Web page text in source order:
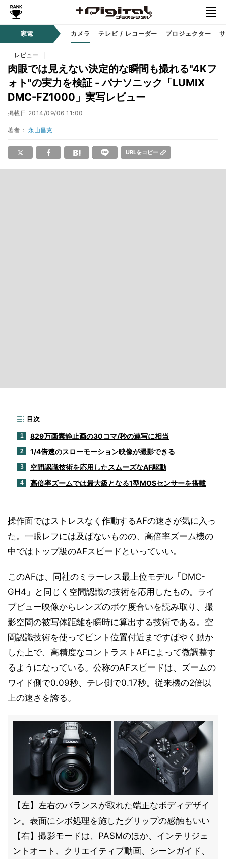
家電 カメラ テレビ / レコーダー プロジェクター
レビュー
肉眼では見えない決定的な瞬間も撮れる"4Kフ
ォト"の実力を検証 - パナソニック「LUMIX
DMC-FZ1000」実写レビュー
掲載日 2014/09/06 11:00
著者： 永山昌克
URLをコピー
目次
1 829万画素静止画の30コマ/秒の連写に相当
2 1/4倍速のスローモーション映像が撮影できる
3 空間認識技術を応用したスムーズなAF駆動
4 高倍率ズームでは最大級となる1型MOSセンサーを搭載
操作面ではストレスなく作動するAFの速さが気に入っ
た。一眼レフには及ばないものの、高倍率ズーム機の
中ではトップ級のAFスピードといっていい。
このAFは、同社のミラーレス最上位モデル「DMC-
GH4」と同じく空間認識の技術を応用したもの。ライ
ブビュー映像からレンズのボケ度合いを読み取り、撮
影空間の被写体距離を瞬時に算出する技術である。空
間認識技術を使ってピント位置付近まですばやく動か
した上で、高精度なコントラストAFによって微調整す
るようになっている。公称のAFスピードは、ズームの
ワイド側で0.09秒、テレ側で0.17秒。従来機の2倍以
上の速さを誇る。
【左】左右のバランスが取れた端正なボディデザイ
ン。表面にシボ処理を施したグリップの感触もいい
【右】撮影モードは、PASMのほか、インテリジェ
ントオート、クリエイティブ動画、シーンガイド、